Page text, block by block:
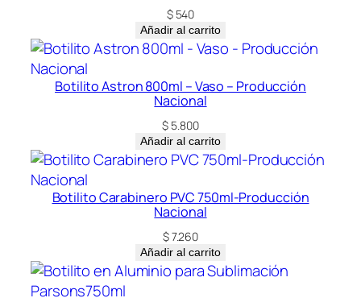
a
n
t
d
$540
Añadir al carrito
Botilito Astron 800ml – Vaso – Producción
Nacional
$ 5.800
Añadir al carrito
Botilito Carabinero PVC 750ml-Producción
Nacional
$7.260
Añadir al carrito